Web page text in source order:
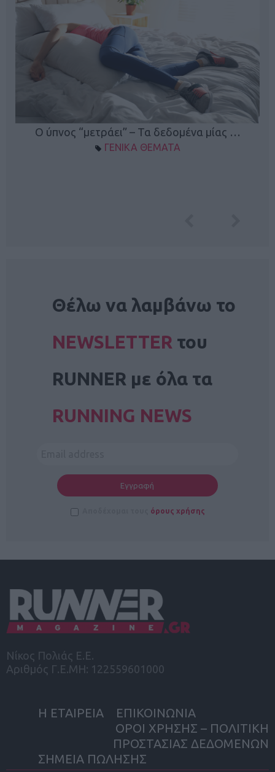
Ο ύπνος “μετράει” – Τα δεδομένα μίας …
ΓΕΝΙΚΑ ΘΕΜΑΤΑ
Θέλω να λαμβάνω το
NEWSLETTER του
RUNNER με όλα τα
RUNNING NEWS
όρους χρήσης
Νίκος Πολιάς Ε.Ε.
Αριθμός Γ.Ε.ΜΗ: 122559601000
Η ΕΤΑΙΡΕΙΑ
ΕΠΙΚΟΙΝΩΝΙΑ
ΟΡΟΙ ΧΡΗΣΗΣ – ΠΟΛΙΤΙΚΗ
ΠΡΟΣΤΑΣΙΑΣ ΔΕΔΟΜΕΝΩΝ
ΣΗΜΕΙΑ ΠΩΛΗΣΗΣ